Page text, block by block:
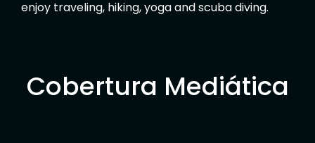
enjoy traveling, hiking, yoga and scuba diving.
Cobertura Mediática